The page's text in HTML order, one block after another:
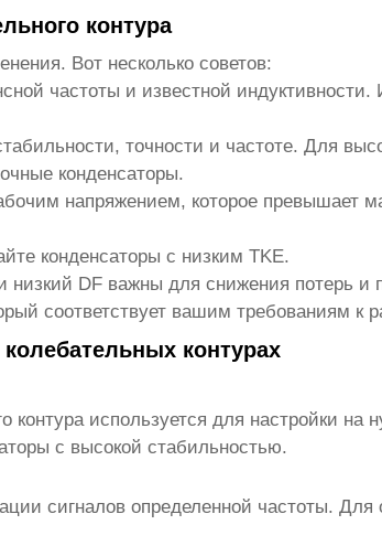
контура
Вот несколько советов:
частоты и известной
точности и частоте. Для
конденсаторы.
напряжением, которое превышает
конденсаторы с низким TKE.
низкий DF важны для снижения потерь
соответствует вашим требованиям к
контурах
контураиспользуется для настройки на
с высокой стабильностью.
сигналов определенной частоты.